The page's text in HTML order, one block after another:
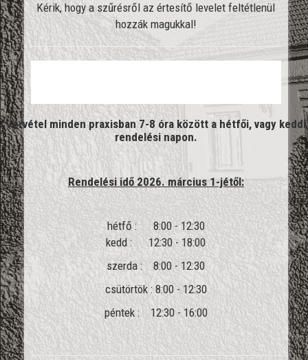
Kérik, hogy a szűrésről az értesítő levelet feltétlenül
hozzák magukkal!
Vérvétel minden praxisban 7-8 óra között a hétfői, vagy keddi
rendelési napon.
Rendelési idő 2026. március 1-jétől:
hétfő : 8:00 - 12:30
kedd : 12:30 - 18:00
szerda : 8:00 - 12:30
csütörtök : 8:00 - 12:30
péntek : 12:30 - 16:00